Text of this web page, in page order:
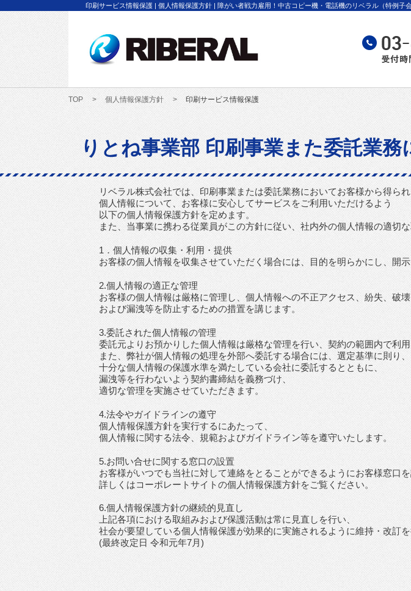
印刷サービス情報保護 | 個人情報保護方針 | 障がい者戦力雇用！中古コピー機・電話機のリベラル（特例子会
TOP 個人情報保護方針 印刷サービス情報保護
りとね事業部 印刷事業また委託業
リベラル株式会社では、印刷事業または委託業務においてお客様から得られ
個人情報について、お客様に安心してサービスをご利用いただけるよう
以下の個人情報保護方針を定めます。
また、当事業に携わる従業員がこの方針に従い、社内外の個人情報の適切
1．個人情報の収集・利用・提供
お客様の個人情報を収集させていただく場合には、目的を明らかにし、開
2.個人情報の適正な管理
お客様の個人情報は厳格に管理し、個人情報への不正アクセス、紛失、破
および漏洩等を防止するための措置を講じます。
3.委託された個人情報の管理
委託元よりお預かりした個人情報は厳格な管理を行い、契約の範囲内で利用
また、弊社が個人情報の処理を外部へ委託する場合には、選定基準に則り、
十分な個人情報の保護水準を満たしている会社に委託するとともに、
漏洩等を行わないよう契約書締結を義務づけ、
適切な管理を実施させていただきます。
4.法令やガイドラインの遵守
個人情報保護方針を実行するにあたって、
個人情報に関する法令、規範およびガイドライン等を遵守いたします。
5.お問い合せに関する窓口の設置
お客様がいつでも当社に対して連絡をとることができるようにお客様窓口
詳しくはコーポレートサイトの個人情報保護方針をご覧ください。
6.個人情報保護方針の継続的見直し
上記各項における取組みおよび保護活動は常に見直しを行い、
社会が要望している個人情報保護が効果的に実施されるように維持・改訂
(最終改定日 令和元年7月)